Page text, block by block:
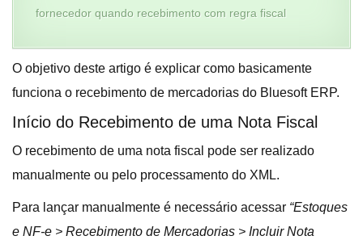
fornecedor quando recebimento com regra fiscal
O objetivo deste artigo é explicar como basicamente
funciona o recebimento de mercadorias do Bluesoft ERP.
Início do Recebimento de uma Nota Fiscal
O recebimento de uma nota fiscal pode ser realizado
manualmente ou pelo processamento do XML.
Para lançar manualmente é necessário acessar “Estoques
e NF-e > Recebimento de Mercadorias > Incluir Nota